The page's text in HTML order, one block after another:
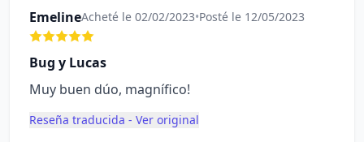
EmelineAcheté le 02/02/2023•Posté le 12/05/2023
Bug y Lucas
Muy buen dúo, magnífico!
Reseña traducida - Ver original